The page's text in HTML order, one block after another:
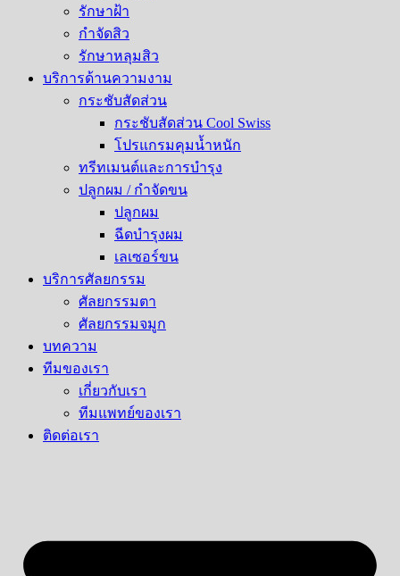
รักษาฝ้า
กำจัดสิว
รักษาหลุมสิว​
บริการด้านความงาม
กระชับสัดส่วน
กระชับสัดส่วน Cool Swiss
โปรแกรมคุมน้ำหนัก
ทรีทเมนต์และการบำรุง
ปลูกผม / กำจัดขน
ปลูกผม
ฉีดบำรุงผม
เลเซอร์ขน
บริการศัลยกรรม
ศัลยกรรมตา
ศัลยกรรมจมูก
บทความ
ทีมของเรา
เกี่ยวกับเรา
ทีมแพทย์ของเรา
ติดต่อเรา